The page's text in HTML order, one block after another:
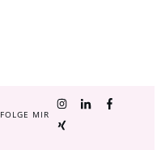
FOLGE MIR